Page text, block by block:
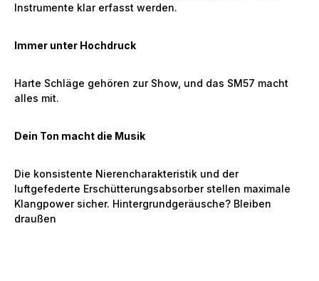
Instrumente klar erfasst werden.
Immer unter Hochdruck
Harte Schläge gehören zur Show, und das SM57 macht
alles mit.
Dein Ton macht die Musik
Die konsistente Nierencharakteristik und der
luftgefederte Erschütterungsabsorber stellen maximale
Klangpower sicher. Hintergrundgeräusche? Bleiben
draußen